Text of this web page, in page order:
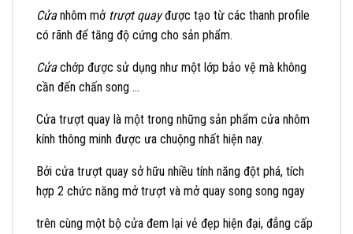
Cửanhôm mở trượt quayđược tạo từ các thanh profile
có rãnh để tăng độ cứng cho sản phẩm.
Cửachớp được sử dụng như một lớp bảo vệ mà không
cần đến chấn song …
Cửa trượt quay là một trong những sản phẩm cửa nhôm
kính thông minh được ưa chuộng nhất hiện nay.
Bởi cửa trượt quay sở hữu nhiều tính năng đột phá, tích
hợp 2 chức năng mở trượt và mở quay song song ngay
trên cùng một bộ cửa đem lại vẻ đẹp hiện đại, đẳng cấp